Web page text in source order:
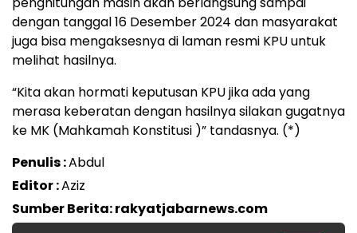
dengan tanggal 16 Desember 2024 dan masyarakat
juga bisa mengaksesnya di laman resmi KPU untuk
melihat hasilnya.
“Kita akan hormati keputusan KPU jika ada yang
merasa keberatan dengan hasilnya silakan gugatnya
ke MK (Mahkamah Konstitusi )” tandasnya. (*)
Penulis :Abdul
Editor :Aziz
Sumber Berita: rakyatjabarnews.com